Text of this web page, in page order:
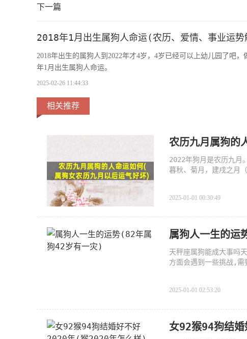
下一篇
2018年1月出生属狗人命运(农历、爱情、事业运势
2018年出生的属狗人到2022年才4岁，4岁已经可以上幼儿园了吧
年1月出生属狗人命运。
2025-02-26 11:44:33
相关推荐
农历九月属狗的
2022年狗月是农历九月
暮秋、菊月，建戌之月
2025-01-01 00:30:49
属狗人一生的运
天秤座属狗能成大事吗
方面会遇到一些挑战,需
2025-01-01 02:53:20
女92猴94狗结